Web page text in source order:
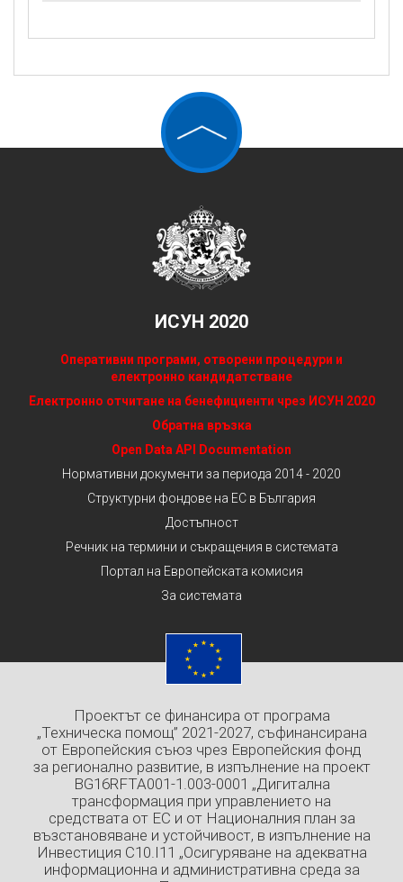
ИСУН 2020
Оперативни програми, отворени процедури и
електронно кандидатстване
Електронно отчитане на бенефициенти чрез ИСУН 2020
Обратна връзка
Open Data API Documentation
Нормативни документи за периода 2014 - 2020
Структурни фондове на ЕС в България
Достъпност
Речник на термини и съкращения в системата
Портал на Европейската комисия
За системата
Проектът се финансира от програма
„Техническа помощ” 2021-2027, съфинансирана
от Европейския съюз чрез Европейския фонд
за регионално развитие, в изпълнение на проект
BG16RFTA001-1.003-0001 „Дигитална
трансформация при управлението на
средствата от ЕС и от Националния план за
възстановяване и устойчивост, в изпълнение на
Инвестиция C10.I11 „Осигуряване на адекватна
информационна и административна среда за